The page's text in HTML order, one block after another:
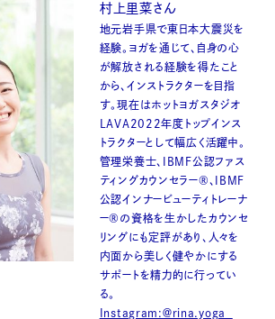
村上里菜さん
地元岩手県で東日本大震災を
経験。ヨガを通じて、自身の心
が解放される経験を得たこと
から、インストラクターを目指
す。現在はホットヨガスタジオ
LAVA2022年度トップインス
トラクターとして幅広く活躍中。
管理栄養士、IBMF公認ファス
ティングカウンセラー®、IBMF
公認インナービューティトレーナ
ー®の資格を生かしたカウンセ
リングにも定評があり、人々を
内面から美しく健やかにする
サポートを精力的に行ってい
る。
Instagram:＠rina.yoga_